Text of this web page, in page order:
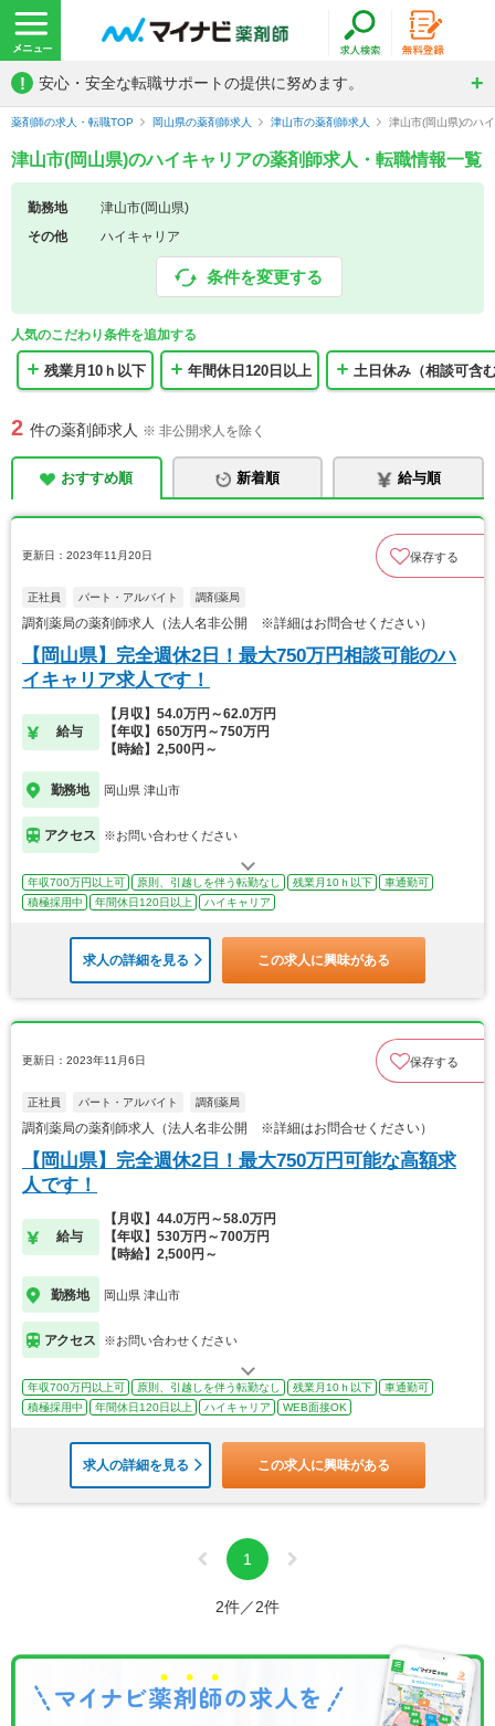
! 安心・安全な転職サポートの提供に努めます。
薬剤師の求人・転職TOP 岡山県の薬剤師求人 津山市の薬剤師求人 津山市(岡山県)のハ
津山市(岡山県)のハイキャリアの薬剤師求人・転職情報一覧
勤務地
津山市(岡山県)
その他
ハイキャリア
条件を変更する
人気のこだわり条件を追加する
残業月10ｈ以下 年間休日120日以上 土日休み（相談可含
2 件の薬剤師求人 ※ 非公開求人を除く
おすすめ順 新着順 給与順
更新日：2023年11月20日 保存する
正社員 パート・アルバイト 調剤薬局
調剤薬局の薬剤師求人（法人名非公開 ※詳細はお問合せください）
【岡山県】完全週休2日！最大750万円相談可能のハ
イキャリア求人です！
給与
【月収】54.0万円～62.0万円
【年収】650万円～750万円
【時給】2,500円～
勤務地 岡山県 津山市
アクセス ※お問い合わせください
年収700万円以上可 原則、引越しを伴う転勤なし 残業月10ｈ以下
車通勤可
積極採用中
年間休日120日以上 ハイキャリア
求人の詳細を見る この求人に興味がある
更新日：2023年11月6日 保存する
正社員 パート・アルバイト 調剤薬局
調剤薬局の薬剤師求人（法人名非公開 ※詳細はお問合せください）
【岡山県】完全週休2日！最大750万円可能な高額求
人です！
給与
【月収】44.0万円～58.0万円
【年収】530万円～700万円
【時給】2,500円～
勤務地 岡山県 津山市
アクセス ※お問い合わせください
年収700万円以上可 原則、引越しを伴う転勤なし 残業月10ｈ以下
車通勤可
積極採用中
年間休日120日以上 ハイキャリア WEB面接OK
求人の詳細を見る この求人に興味がある
1
2件／2件